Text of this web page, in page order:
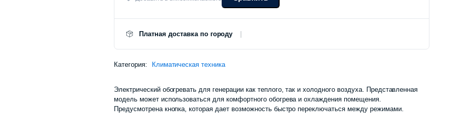
количество
Платная доставка по городу
Категория: Климатическая техника
Электрический обогревать для генерации как теплого, так и холодного воздуха. Представленная
модель может использоваться для комфортного обогрева и охлаждения помещения.
Предусмотрена кнопка, которая дает возможность быстро переключаться между режимами.